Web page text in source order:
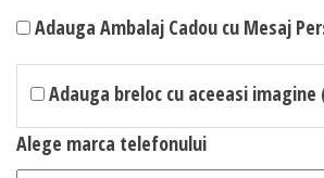
Adauga Ambalaj Cadou cu Mesaj
Adauga breloc cu aceeasi imagine
Alege marca telefonului